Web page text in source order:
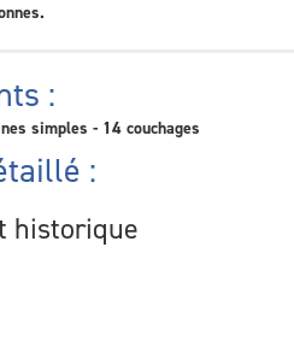
:
simples - 14 couchages
:
historique